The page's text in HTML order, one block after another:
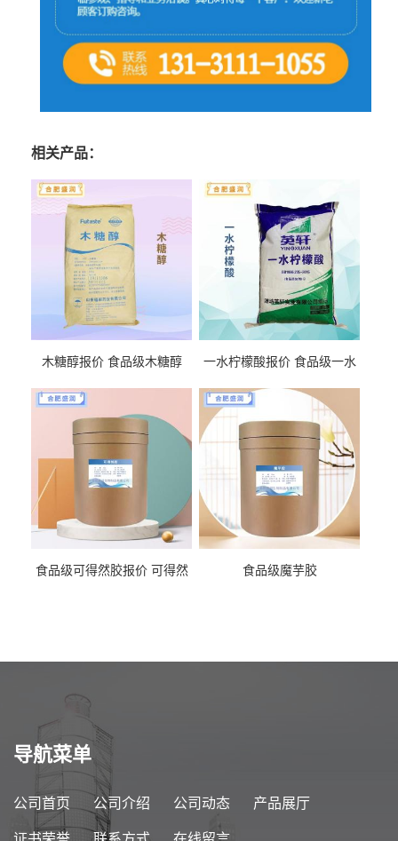
相关产品：
木糖醇报价 食品级木糖醇
一水柠檬酸报价 食品级一水
食品级可得然胶报价 可得然
食品级魔芋胶
导航菜单
公司首页 公司介绍 公司动态 产品展厅